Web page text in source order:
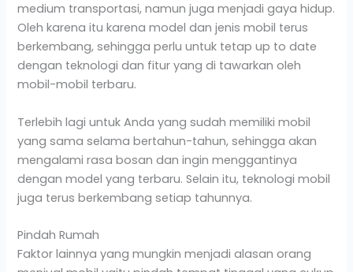
medium transportasi, namun juga menjadi gaya hidup.
Oleh karena itu karena model dan jenis mobil terus
berkembang, sehingga perlu untuk tetap up to date
dengan teknologi dan fitur yang di tawarkan oleh
mobil-mobil terbaru.
Terlebih lagi untuk Anda yang sudah memiliki mobil
yang sama selama bertahun-tahun, sehingga akan
mengalami rasa bosan dan ingin menggantinya
dengan model yang terbaru. Selain itu, teknologi mobil
juga terus berkembang setiap tahunnya.
Pindah Rumah
Faktor lainnya yang mungkin menjadi alasan orang